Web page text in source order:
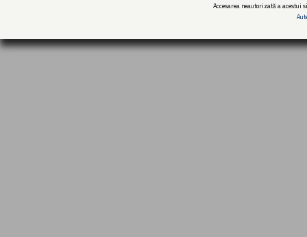
Accesarea neautorizată a acestui